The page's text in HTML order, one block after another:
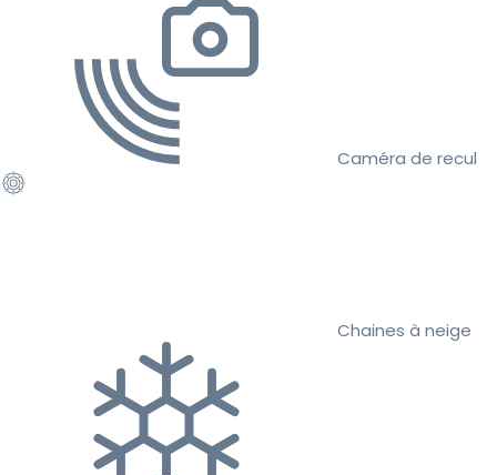
Caméra de recul
Chaines à neige